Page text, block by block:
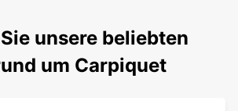
unsere beliebten
um Carpiquet